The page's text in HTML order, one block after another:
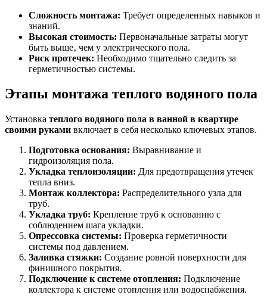
Сложность монтажа: Требует определенных навыков и
знаний.
Высокая стоимость: Первоначальные затраты могут
быть выше‚ чем у электрического пола.
Риск протечек: Необходимо тщательно следить за
герметичностью системы.
Этапы монтажа теплого водяного пола
Установка теплого водяного пола в ванной в квартире
своими руками включает в себя несколько ключевых этапов.
Подготовка основания: Выравнивание и
гидроизоляция пола.
Укладка теплоизоляции: Для предотвращения утечек
тепла вниз.
Монтаж коллектора: Распределительного узла для
труб.
Укладка труб: Крепление труб к основанию с
соблюдением шага укладки.
Опрессовка системы: Проверка герметичности
системы под давлением.
Заливка стяжки: Создание ровной поверхности для
финишного покрытия.
Подключение к системе отопления: Подключение
коллектора к системе отопления или водоснабжения.